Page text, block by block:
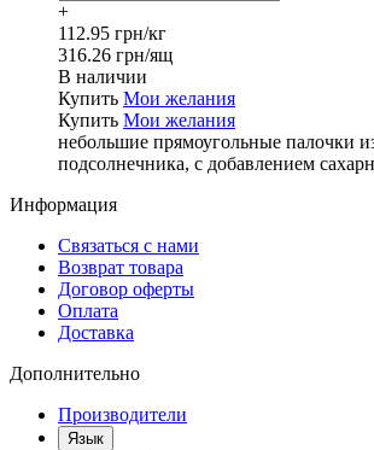
+
112.95 грн/кг
316.26 грн/ящ
В наличии
Купить Мои желания
Купить Мои желания
небольшие прямоугольные палочки
подсолнечника, с добавлением
Информация
Связаться с нами
Возврат товара
Договор оферты
Оплата
Доставка
Дополнительно
Производители
Язык